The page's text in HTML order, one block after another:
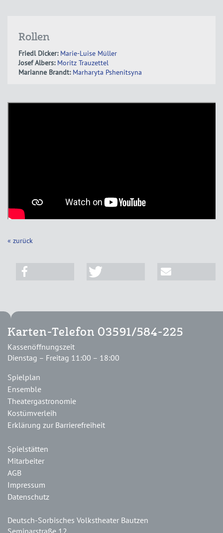
Rollen
Friedl Dicker: Marie-Luise Müller
Josef Albers: Moritz Trauzettel
Marianne Brandt: Marharyta Pshenitsyna
« zurück
Karten-Telefon 03591/584-225
Kassenöffnungszeit
Dienstag – Freitag 11:00 – 18:00
Spielplan
Ensemble
Theatergastronomie
Kostümverleih
Erklärung zur Barrierefreiheit
Spielstätten
Mitarbeiter
AGB
Impressum
Datenschutz
Deutsch-Sorbisches Volkstheater Bautzen